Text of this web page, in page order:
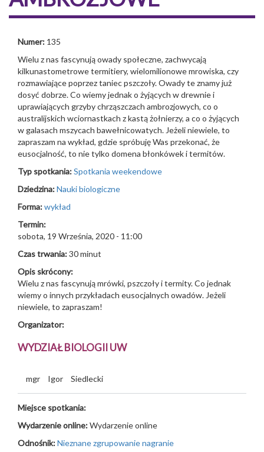
Numer: 135
Wielu z nas fascynują owady społeczne, zachwycają
kilkunastometrowe termitiery, wielomilionowe mrowiska, czy
rozmawiające poprzez taniec pszczoły. Owady te znamy już
dosyć dobrze. Co wiemy jednak o żyjących w drewnie i
uprawiających grzyby chrząszczach ambrozjowych, co o
australijskich wciornastkach z kastą żołnierzy, a co o żyjących
w galasach mszycach bawełnicowatych. Jeżeli niewiele, to
zapraszam na wykład, gdzie spróbuję Was przekonać, że
eusocjalność, to nie tylko domena błonkówek i termitów.
Typ spotkania:Spotkania weekendowe
Dziedzina:Nauki biologiczne
Forma:wykład
Termin:
sobota, 19 Września, 2020 - 11:00
Czas trwania:30 minut
Opis skrócony:
Wielu z nas fascynują mrówki, pszczoły i termity. Co jednak
wiemy o innych przykładach eusocjalnych owadów. Jeżeli
niewiele, to zapraszam!
Organizator:
WYDZIAŁ BIOLOGII UW
mgr Igor Siedlecki
Miejsce spotkania:
Wydarzenie online:Wydarzenie online
Odnośnik:Nieznane zgrupowanie nagranie